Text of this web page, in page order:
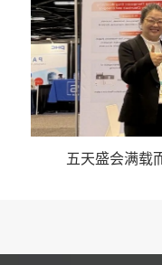
五天盛会满载